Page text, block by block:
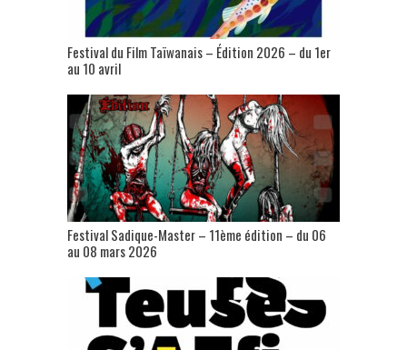
Festival du Film Taïwanais – Édition 2026 – du 1er
au 10 avril
Festival Sadique-Master – 11ème édition – du 06
au 08 mars 2026